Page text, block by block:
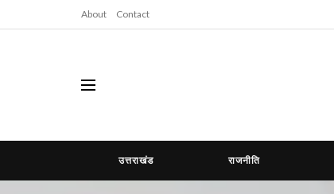
About Contact
उत्तराखंड राजनीति